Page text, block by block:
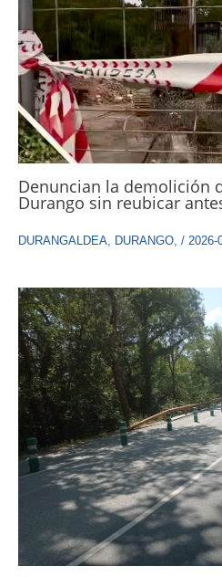
Denuncian la demolición
Durango sin reubicar
DURANGALDEA, DURANGO, / 2026-